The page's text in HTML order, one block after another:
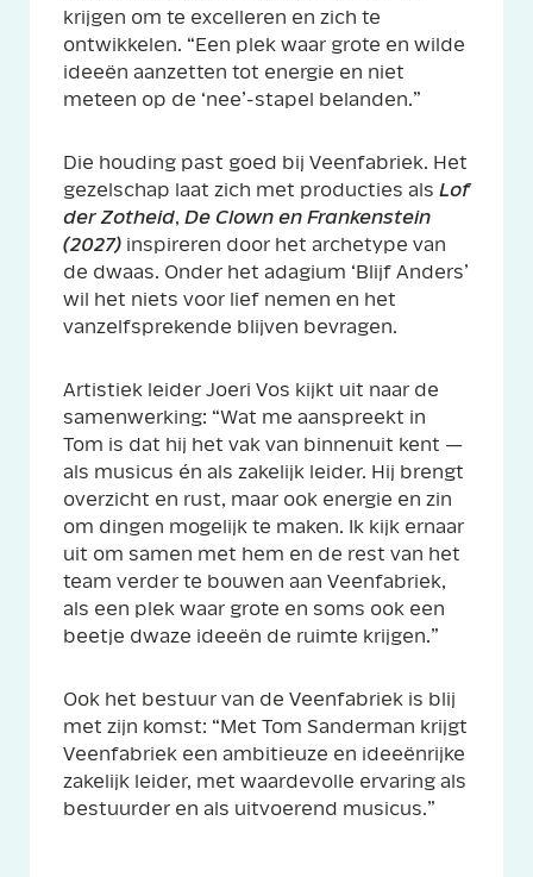
krijgen om te excelleren en zich te
ontwikkelen. “Een plek waar grote en wilde
ideeën aanzetten tot energie en niet
meteen op de ‘nee’-stapel belanden.”
Die houding past goed bij Veenfabriek. Het
gezelschap laat zich met producties als Lof
der Zotheid, De Clown en Frankenstein
(2027) inspireren door het archetype van
de dwaas. Onder het adagium ‘Blijf Anders’
wil het niets voor lief nemen en het
vanzelfsprekende blijven bevragen.
Artistiek leider Joeri Vos kijkt uit naar de
samenwerking: “Wat me aanspreekt in
Tom is dat hij het vak van binnenuit kent —
als musicus én als zakelijk leider. Hij brengt
overzicht en rust, maar ook energie en zin
om dingen mogelijk te maken. Ik kijk ernaar
uit om samen met hem en de rest van het
team verder te bouwen aan Veenfabriek,
als een plek waar grote en soms ook een
beetje dwaze ideeën de ruimte krijgen.”
Ook het bestuur van de Veenfabriek is blij
met zijn komst: “Met Tom Sanderman krijgt
Veenfabriek een ambitieuze en ideeënrijke
zakelijk leider, met waardevolle ervaring als
bestuurder en als uitvoerend musicus.”